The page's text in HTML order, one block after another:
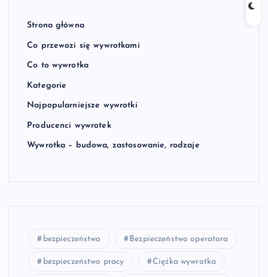
Strona główna
Co przewozi się wywrotkami
Co to wywrotka
Kategorie
Najpopularniejsze wywrotki
Producenci wywrotek
Wywrotka – budowa, zastosowanie, rodzaje
bezpieczeństwo Bezpieczeństwo operatora
bezpieczeństwo pracy Ciężka wywrotka